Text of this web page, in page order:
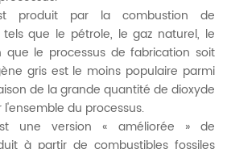
produit par la combustion de
tels que le pétrole, le gaz naturel, le
que le processus de fabrication soit
gris est le moins populaire parmi
de la grande quantité de dioxyde
du processus.
une version « améliorée » de
à partir de combustibles fossiles